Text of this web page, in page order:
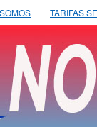
TARIFAS